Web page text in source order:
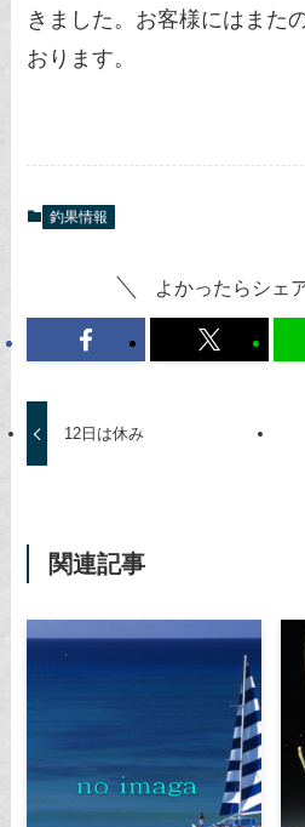
きました。お客様にはまた
おります。
釣果情報
よかったらシェ
12日は休み
関連記事